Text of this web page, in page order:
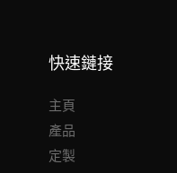
快速鏈接
主頁
產品
定製